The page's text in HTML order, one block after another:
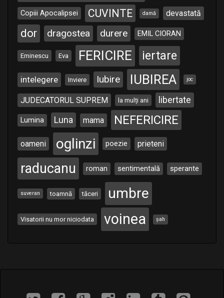
Copiii Apocalipsei CUVINTE damă devastată
dor dragostea durere EMIL CIORAN
Eminescu Eva FERICIRE iertare
intelegere Inviere Iubire IUBIREA joc
JUDECATORUL SUPREM la mulți ani libertate
Lumina Luna mama NEFERICIRE
oameni oglinzi poezie prieteni
raducanu roman sentimentală sperante
suveran toamnă tăceri umbre
Visatorii nu mor niciodata voinea șah